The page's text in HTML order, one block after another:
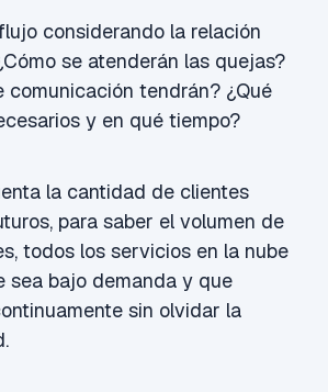
considerando la relación
se atenderán las quejas?
comunicación tendrán? ¿Qué
y en qué tiempo?
la cantidad de clientes
para saber el volumen de
todos los servicios en la nube
sea bajo demanda y que
sin olvidar la